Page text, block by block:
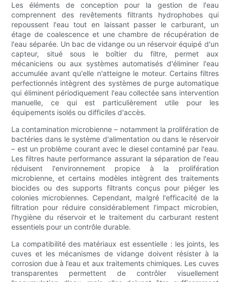
Les éléments de conception pour la gestion de l'eau
comprennent des revêtements filtrants hydrophobes qui
repoussent l'eau tout en laissant passer le carburant, un
étage de coalescence et une chambre de récupération de
l'eau séparée. Un bac de vidange ou un réservoir équipé d'un
capteur, situé sous le boîtier du filtre, permet aux
mécaniciens ou aux systèmes automatisés d'éliminer l'eau
accumulée avant qu'elle n'atteigne le moteur. Certains filtres
perfectionnés intègrent des systèmes de purge automatique
qui éliminent périodiquement l'eau collectée sans intervention
manuelle, ce qui est particulièrement utile pour les
équipements isolés ou difficiles d'accès.
La contamination microbienne – notamment la prolifération de
bactéries dans le système d'alimentation ou dans le réservoir
– est un problème courant avec le diesel contaminé par l'eau.
Les filtres haute performance assurant la séparation de l'eau
réduisent l'environnement propice à la prolifération
microbienne, et certains modèles intègrent des traitements
biocides ou des supports filtrants conçus pour piéger les
colonies microbiennes. Cependant, malgré l'efficacité de la
filtration pour réduire considérablement l'impact microbien,
l'hygiène du réservoir et le traitement du carburant restent
essentiels pour un contrôle durable.
La compatibilité des matériaux est essentielle : les joints, les
cuves et les mécanismes de vidange doivent résister à la
corrosion due à l’eau et aux traitements chimiques. Les cuves
transparentes permettent de contrôler visuellement